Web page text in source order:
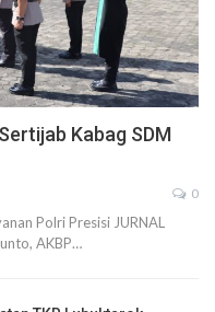
Kabag SDM
0
Polri Presisi JURNAL
AKBP…